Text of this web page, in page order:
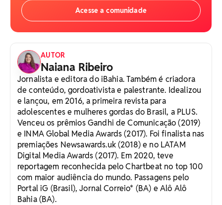
Acesse a comunidade
AUTOR
Naiana Ribeiro
Jornalista e editora do iBahia. Também é criadora
de conteúdo, gordoativista e palestrante. Idealizou
e lançou, em 2016, a primeira revista para
adolescentes e mulheres gordas do Brasil, a PLUS.
Venceu os prêmios Gandhi de Comunicação (2019)
e INMA Global Media Awards (2017). Foi finalista nas
premiações Newsawards.uk (2018) e no LATAM
Digital Media Awards (2017). Em 2020, teve
reportagem reconhecida pelo Chartbeat no top 100
com maior audiência do mundo. Passagens pelo
Portal iG (Brasil), Jornal Correio* (BA) e Alô Alô
Bahia (BA).